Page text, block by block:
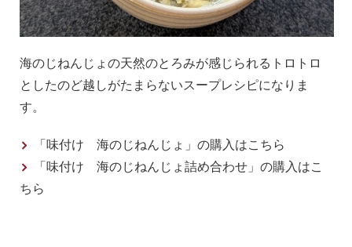
海のじねんじょの天然のとろみが感じられるトロトロ
としたのど越しがたまらないスープレシピになりま
す。
「味付け 海のじねんじょ」の購入はこちら
「味付け 海のじねんじょ詰め合わせ」の購入はこ
ちら